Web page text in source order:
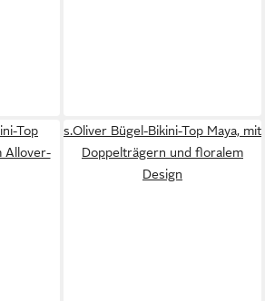
Top
Allover-
s.Oliver Bügel-Bikini-Top Maya, mit
Doppelträgern und floralem
Design